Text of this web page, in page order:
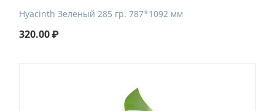
Hyacinth Зеленый 285 гр. 787*1092 мм
320.00₽